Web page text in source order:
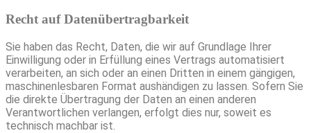
Recht auf Daten­übertrag­barkeit
Sie haben das Recht, Daten, die wir auf Grundlage Ihrer
Einwilligung oder in Erfüllung eines Vertrags automatisiert
verarbeiten, an sich oder an einen Dritten in einem gängigen,
maschinenlesbaren Format aushändigen zu lassen. Sofern Sie
die direkte Übertragung der Daten an einen anderen
Verantwortlichen verlangen, erfolgt dies nur, soweit es
technisch machbar ist.